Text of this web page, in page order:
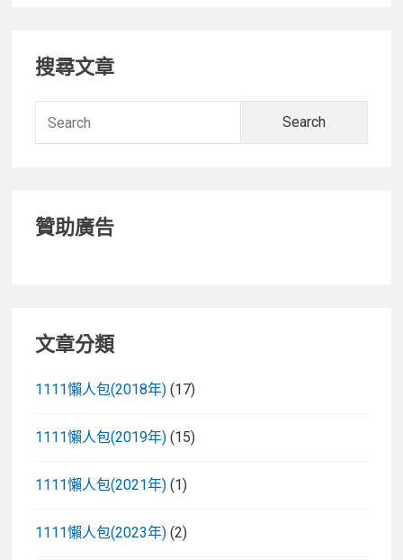
Primary
Sidebar
搜尋文章
贊助廣告
文章分類
1111懶人包(2018年) (17)
1111懶人包(2019年) (15)
1111懶人包(2021年) (1)
1111懶人包(2023年) (2)